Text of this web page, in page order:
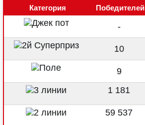
Категория Победителей
-
10
9
1 181
59 537